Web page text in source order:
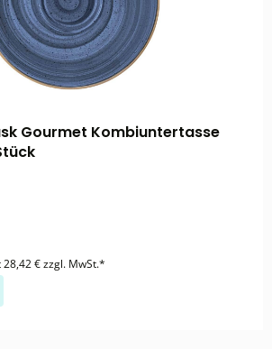
Gourmet Kombiuntertasse
€ zzgl. MwSt.*